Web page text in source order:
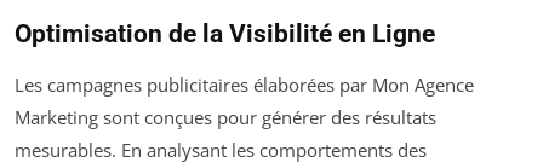
Optimisation de la Visibilité en Ligne
Les campagnes publicitaires élaborées par Mon Agence
Marketing sont conçues pour générer des résultats
mesurables. En analysant les comportements des